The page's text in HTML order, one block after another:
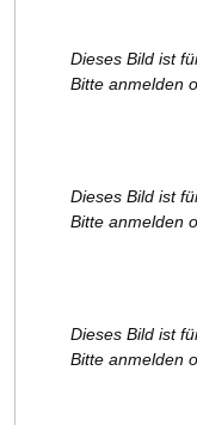
Dieses Bild ist
Bitte anmelden
Dieses Bild ist
Bitte anmelden
Dieses Bild ist
Bitte anmelden